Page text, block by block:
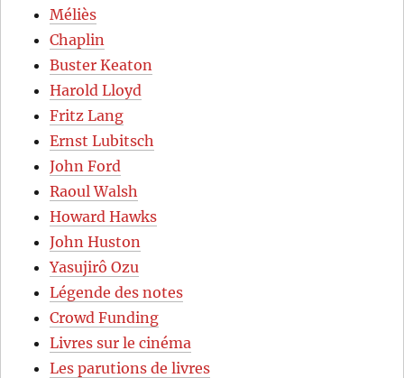
Méliès
Chaplin
Buster Keaton
Harold Lloyd
Fritz Lang
Ernst Lubitsch
John Ford
Raoul Walsh
Howard Hawks
John Huston
Yasujirô Ozu
Légende des notes
Crowd Funding
Livres sur le cinéma
Les parutions de livres